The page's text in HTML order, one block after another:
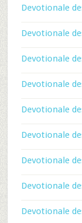
Devotionale
Devotionale
Devotionale
Devotionale
Devotionale
Devotionale
Devotionale
Devotionale
Devotionale